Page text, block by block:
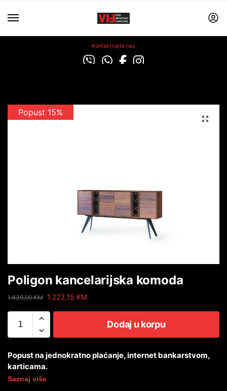
Kontaktirajte nas
Popust 15%
Poligon kancelarijska komoda
1.439,00KM 1.223,15 KM
Dodaj u korpu
Popust na jednokratno plaćanje, internet bankarstvom,
karticama.
Saznaj više